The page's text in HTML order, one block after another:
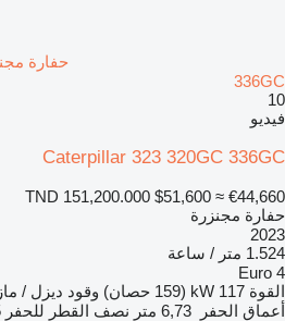
336GC
10
فيديو
Caterpillar 323 320GC 336GC
TND 151,200.000 $51,600 ≈ €44,660
حفارة مجنزرة
2023
1.524 متر / ساعة
Euro 4
القوة 117 kW (159 حصان) وقود ديزل /
أعماق الحفر
6,73 متر نصف القطر للحفر